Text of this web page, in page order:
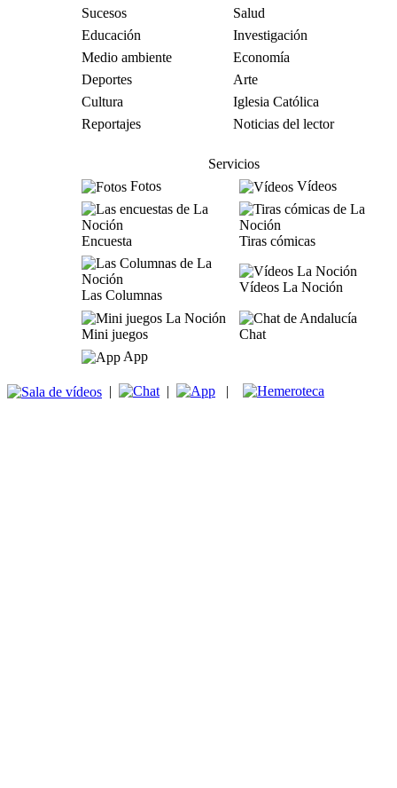
Sucesos
Salud
Educación
Investigación
Medio ambiente
Economía
Deportes
Arte
Cultura
Iglesia Católica
Reportajes
Noticias del lector
Servicios
Fotos
Vídeos
Encuesta Tiras cómicas
Las Columnas
Vídeos La Noción
Mini juegos
Chat
App
| | |